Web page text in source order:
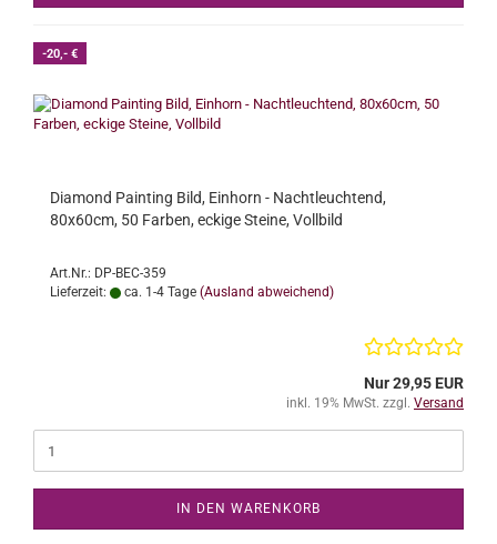
-20,- €
Diamond Painting Bild, Einhorn - Nachtleuchtend,
80x60cm, 50 Farben, eckige Steine, Vollbild
Art.Nr.: DP-BEC-359
Lieferzeit:
ca. 1-4 Tage (Ausland abweichend)
Nur 29,95 EUR
inkl. 19% MwSt. zzgl. Versand
IN DEN WARENKORB